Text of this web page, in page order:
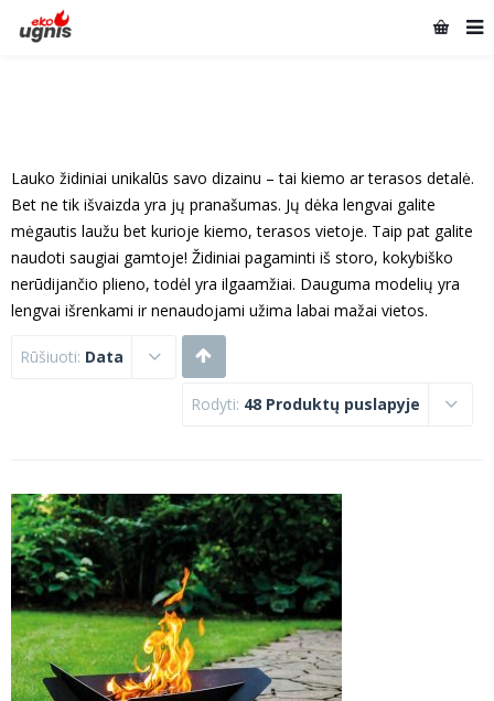
Lauko židiniai unikalūs savo dizainu – tai kiemo ar terasos detalė.
Bet ne tik išvaizda yra jų pranašumas. Jų dėka lengvai galite
mėgautis laužu bet kurioje kiemo, terasos vietoje. Taip pat galite
naudoti saugiai gamtoje! Židiniai pagaminti iš storo, kokybiško
nerūdijančio plieno, todėl yra ilgaamžiai. Dauguma modelių yra
lengvai išrenkami ir nenaudojami užima labai mažai vietos.
Rūšiuoti: Data
Rodyti: 48 Produktų puslapyje